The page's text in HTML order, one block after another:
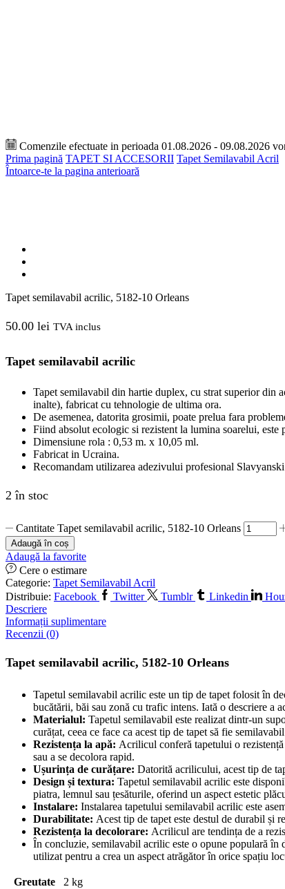
Comenzile efectuate in perioada 01.08.2026 - 09.08.2026
Prima pagină TAPET SI ACCESORII Tapet Semilavabil Acril
Întoarce-te la pagina anterioară
Tapet semilavabil acrilic, 5182-10 Orleans
50.00 lei TVA inclus
Tapet semilavabil acrilic
Tapet semilavabil din hartie duplex, cu strat superior din
inalte), fabricat cu tehnologie de ultima ora.
De asemenea, datorita grosimii, poate prelua fara
Fiind absolut ecologic si rezistent la lumina soarelui, este
Dimensiune rola : 0,53 m. x 10,05 ml.
Fabricat in Ucraina.
Recomandam utilizarea adezivului profesional
2 în stoc
Cantitate Tapet semilavabil acrilic, 5182-10 Orleans
Adaugă în coș
Adaugă la favorite
Cere o estimare
Categorie: Tapet Semilavabil Acril
Distribuie: Facebook Twitter Tumblr Linkedin
Descriere
Informații suplimentare
Recenzii (0)
Tapet semilavabil acrilic, 5182-10 Orleans
Tapetul semilavabil acrilic este un tip de tapet folosit în
bucătării, băi sau zonă cu trafic intens. Iată o descriere a
Materialul: Tapetul semilavabil este realizat dintr-un
curățat, ceea ce face ca acest tip de tapet să fie
Rezistența la apă: Acrilicul conferă tapetului o
sau a se decolora rapid.
Ușurința de curățare: Datorită acrilicului, acest tip de
Design și textura: Tapetul semilavabil acrilic este
piatra, lemnul sau țesăturile, oferind un aspect estetic
Instalare: Instalarea tapetului semilavabil acrilic este
Durabilitate: Acest tip de tapet este destul de durabil și
Rezistența la decolorare: Acrilicul are tendința de a
În concluzie, semilavabil acrilic este o opune populară în
utilizat pentru a crea un aspect atrăgător în orice spațiu
Greutate
2 kg